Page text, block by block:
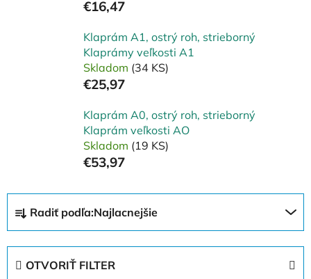
€16,47
Klaprám A1, ostrý roh, strieborný
Klaprámy veľkosti A1
Skladom (34 KS)
€25,97
Klaprám A0, ostrý roh, strieborný
Klaprám veľkosti AO
Skladom (19 KS)
€53,97
d
Radiť podľa:Najlacnejšie
OTVORIŤ FILTER